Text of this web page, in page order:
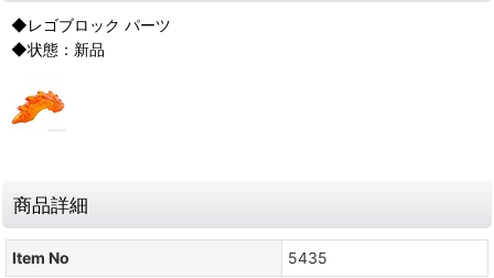
◆レゴブロック パーツ
◆状態：新品
商品詳細
Item No 5435